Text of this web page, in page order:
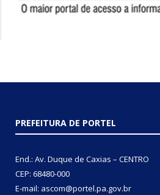
PREFEITURA DE PORTEL
End.: Av. Duque de Caxias – CENTRO
CEP: 68480-000
E-mail: ascom@portel.pa.gov.br